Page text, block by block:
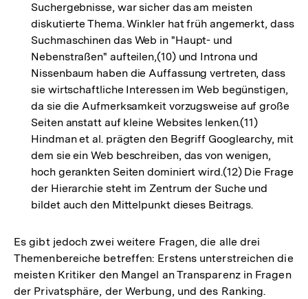
Suchergebnisse, war sicher das am meisten
diskutierte Thema. Winkler hat früh angemerkt, dass
Suchmaschinen das Web in "Haupt- und
Nebenstraßen" aufteilen,(10) und Introna und
Nissenbaum haben die Auffassung vertreten, dass
sie wirtschaftliche Interessen im Web begünstigen,
da sie die Aufmerksamkeit vorzugsweise auf große
Seiten anstatt auf kleine Websites lenken.(11)
Hindman et al. prägten den Begriff Googlearchy, mit
dem sie ein Web beschreiben, das von wenigen,
hoch gerankten Seiten dominiert wird.(12) Die Frage
der Hierarchie steht im Zentrum der Suche und
bildet auch den Mittelpunkt dieses Beitrags.
Es gibt jedoch zwei weitere Fragen, die alle drei
Themenbereiche betreffen: Erstens unterstreichen die
meisten Kritiker den Mangel an Transparenz in Fragen
der Privatsphäre, der Werbung, und des Ranking.